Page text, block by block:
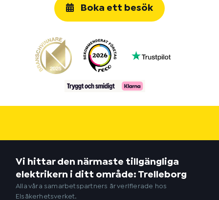
Boka ett besök
Vi hittar den närmaste tillgängliga
elektrikern i ditt område: Trelleborg
Alla våra samarbetspartners är verifierade hos
Elsäkerhetsverket.